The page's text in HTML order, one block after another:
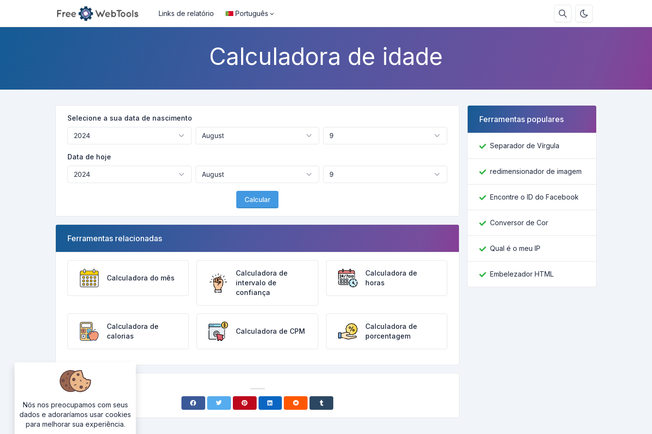
Links de relatório Português
Calculadora de idade
Selecione a sua data de nascimento
Data de hoje
Calcular
Ferramentas relacionadas
Calculadora do mês
Calculadora de
intervalo de
confiança
Calculadora de
horas
Calculadora de
calorias
Calculadora de CPM
Calculadora de
porcentagem
Ferramentas populares
Separador de Vírgula
redimensionador de imagem
Encontre o ID do Facebook
Conversor de Cor
Qual é o meu IP
Embelezador HTML
Nós nos preocupamos com seus
dados e adoraríamos usar cookies
para melhorar sua experiência.